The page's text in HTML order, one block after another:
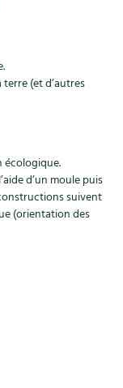
(et d’autres
d’un moule puis
suivent
(orientation des